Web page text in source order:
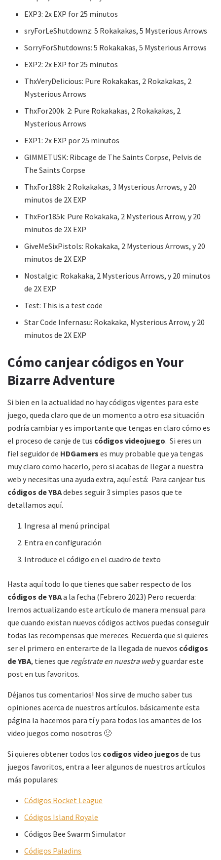
EXP3: 2x EXP for 25 minutos
sryForLeShutdownz: 5 Rokakakas, 5 Mysterious Arrows
SorryForShutdowns: 5 Rokakakas, 5 Mysterious Arrows
EXP2: 2x EXP for 25 minutos
ThxVeryDelicious: Pure Rokakakas, 2 Rokakakas, 2
Mysterious Arrows
ThxFor200k 2: Pure Rokakakas, 2 Rokakakas, 2
Mysterious Arrows
EXP1: 2x EXP por 25 minutos
GIMMETUSK: Ribcage de The Saints Corpse, Pelvis de
The Saints Corpse
ThxFor188k: 2 Rokakakas, 3 Mysterious Arrows, y 20
minutos de 2X EXP
ThxFor185k: Pure Rokakaka, 2 Mysterious Arrow, y 20
minutos de 2X EXP
GiveMeSixPistols: Rokakaka, 2 Mysterious Arrows, y 20
minutos de 2X EXP
Nostalgic: Rokakaka, 2 Mysterious Arrows, y 20 minutos
de 2X EXP
Test: This is a test code
Star Code Infernasu: Rokakaka, Mysterious Arrow, y 20
minutos de 2X EXP
Cómo canjear códigos en Your
Bizarre Adventure
Si bien en la actualidad no hay códigos vigentes para este
juego, queda claro que de un momento a otro esa situación
podría cambiar y es importante que tengas en claro cómo es
el proceso de canje de tus códigos videojuego. Si eres un
fiel seguidor de HDGamers es muy probable que ya tengas
muy claro como hacerlo, pero si acabas de llegar a nuestra
web y necesitas una ayuda extra, aquí está: Para canjear tus
códigos de YBAdebes seguir 3 simples pasos que te
detallamos aquí.
Ingresa al menú principal
Entra en configuración
Introduce el código en el cuadro de texto
Hasta aquí todo lo que tienes que saber respecto de los
códigos de YBAa la fecha (Febrero 2023) Pero recuerda:
Iremos actualizando este artículo de manera mensual para
que cuando existan nuevos códigos activos puedas conseguir
todas las recompensas que mereces. Recuerda que si quieres
ser el primero en enterarte de la llegada de nuevos códigos
de YBA, tienes que regístrate en nuestra weby guardar este
post en tus favoritos.
Déjanos tus comentarios! Nos sirve de mucho saber tus
opiniones acerca de nuestros artículos. básicamente esta
página la hacemos para tí y para todos los amantes de los
video juegos como nosotros 🙂
Si quieres obtener todos los codigos video juegos de tus
juegos favoritos, entra a leer algunos de nuestros artículos
más populares:
Códigos Rocket League
Códigos Island Royale
Códigos Bee Swarm Simulator
Códigos Paladins